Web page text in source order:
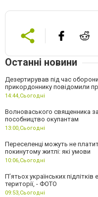
Останні новини
Дезертирував під час
прикордоннику повідомили
14:44,Сьогодні
Волноваського священника
пособництво окупантам
13:00,Сьогодні
Переселенці можуть не
покинутому житлі: які умови
10:06,Сьогодні
П’ятьох українських
території, - ФОТО
09:53,Сьогодні